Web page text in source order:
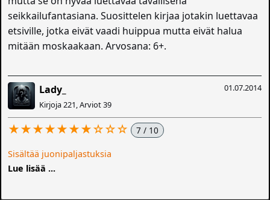
seikkailufantasiana. Suosittelen kirjaa jotakin luettavaa
etsiville, jotka eivät vaadi huippua mutta eivät halua
mitään moskaakaan. Arvosana: 6+.
01.07.2014
Lady_
Kirjoja 221, Arviot 39
★★★★★★★☆☆☆ 7 / 10
Sisältää juonipaljastuksia
Lue lisää ...